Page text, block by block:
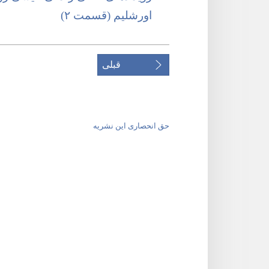
اورشلیم (‏قسمت ۲)‏
قبلی
حق انحصاری این نشریه